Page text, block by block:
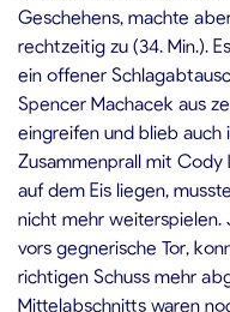
Geschehens, machte
rechtzeitig zu (34. Min.).
ein offener
Spencer Machacek aus
eingreifen und blieb auch
Zusammenprall mit Cody
auf dem Eis liegen,
nicht mehr weiterspielen.
vors gegnerische Tor,
richtigen Schuss mehr
Mittelabschnitts waren